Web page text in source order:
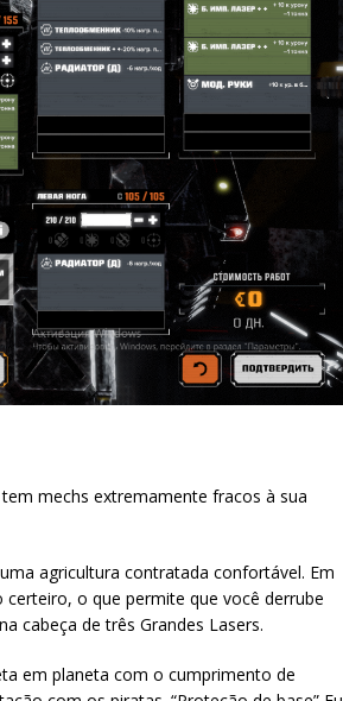
mechs extremamente fracos à sua
agricultura contratada confortável. Em
certeiro, o que permite que você derrube
cabeça de três Grandes Lasers.
em planeta com o cumprimento de